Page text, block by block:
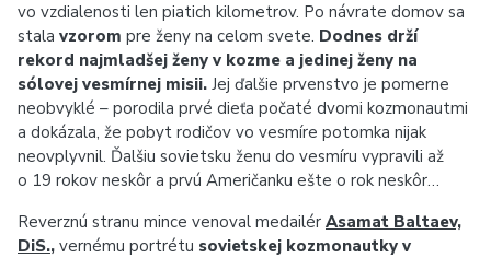
vo vzdialenosti len piatich kilometrov. Po návrate domov sa
stala vzorom pre ženy na celom svete. Dodnes drží
rekord najmladšej ženy v kozme a jedinej ženy na
sólovej vesmírnej misii. Jej ďalšie prvenstvo je pomerne
neobvyklé – porodila prvé dieťa počaté dvomi kozmonautmi
a dokázala, že pobyt rodičov vo vesmíre potomka nijak
neovplyvnil. Ďalšiu sovietsku ženu do vesmíru vypravili až
o 19 rokov neskôr a prvú Američanku ešte o rok neskôr…
Reverznú stranu mince venoval medailér Asamat Baltaev,
DiS., vernému portrétu sovietskej kozmonautky v